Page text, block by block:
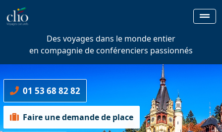
Des voyages dans le monde entier
en compagnie de conférenciers passionnés
01 53 68 82 82
Faire une demande de place